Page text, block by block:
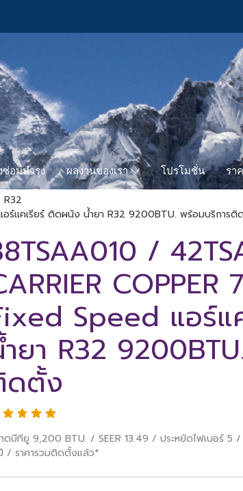
ซ่อมบำรุง ผลงานของเรา โปรโมชั่น รา
R32
ร์แคเรียร์ ติดผนัง น้ำยา R32 9200BTU. พร้อมบริการติ
/
COPPER
Speed แอร์
ยา R32
ตั้ง
ดบีทียู 9,200 BTU. / SEER 13.49 / ประหยัดไฟเบอร์ 5
/ ราคารวมติดตั้งแล้ว*